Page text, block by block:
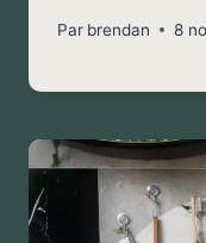
Par brendan 8